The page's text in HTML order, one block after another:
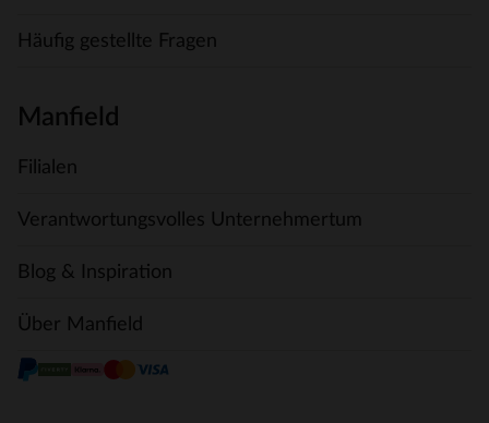
Häufig gestellte Fragen
Manfield
Filialen
Verantwortungsvolles Unternehmertum
Blog & Inspiration
Über Manfield